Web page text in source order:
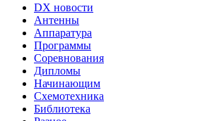
DX новости
Антенны
Аппаратура
Программы
Соревнования
Дипломы
Начинающим
Схемотехника
Библиотека